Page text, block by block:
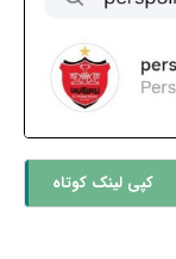
کپی لینک کوتاه